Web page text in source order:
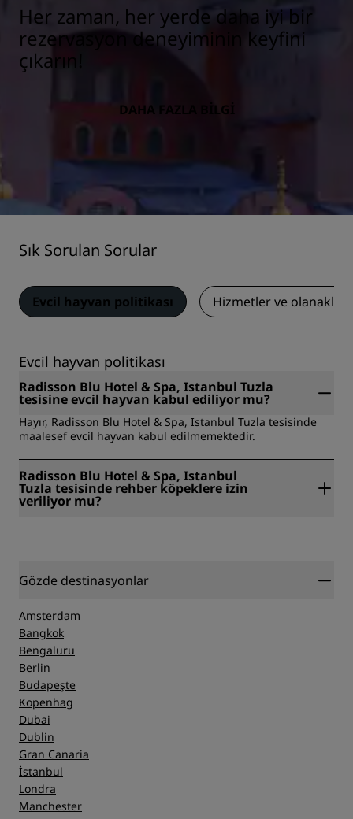
Her zaman, her yerde daha iyi bir
rezervasyon deneyiminin keyfini
çıkarın!
DAHA FAZLA BILGI
Sık Sorulan Sorular
Evcil hayvan politikası Hizmetler ve olanaklar
Evcil hayvan politikası
Radisson Blu Hotel & Spa, Istanbul Tuzla
tesisine evcil hayvan kabul ediliyor mu?
Hayır, Radisson Blu Hotel & Spa, Istanbul Tuzla tesisinde
maalesef evcil hayvan kabul edilmemektedir.
Radisson Blu Hotel & Spa, Istanbul
Tuzla tesisinde rehber köpeklere izin
veriliyor mu?
Gözde destinasyonlar
Amsterdam
Bangkok
Bengaluru
Berlin
Budapeşte
Kopenhag
Dubai
Dublin
Gran Canaria
İstanbul
Londra
Manchester